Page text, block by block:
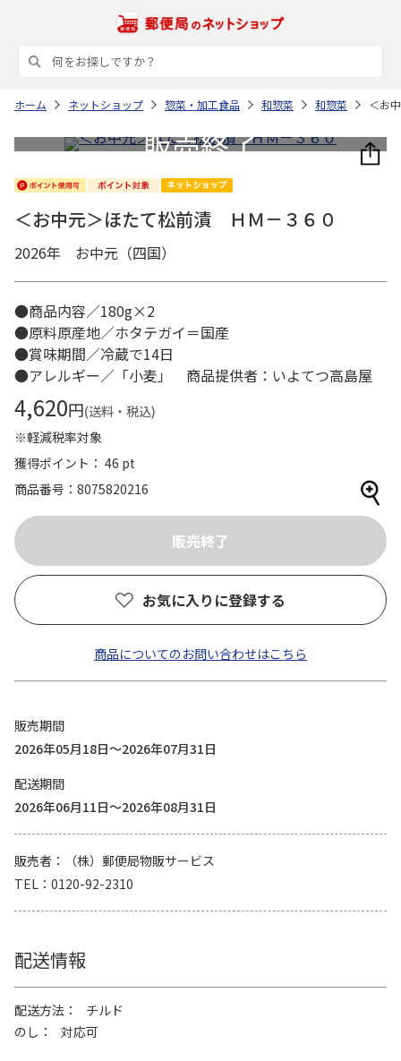
ホーム ネットショップ 惣菜・加工食品 和惣菜 和惣菜 ＜お
＜お中元＞ほたて松前漬 ＨＭ－３６０
2026年 お中元（四国）
●商品内容／180g×2
●原料原産地／ホタテガイ＝国産
●賞味期間／冷蔵で14日
●アレルギー／「小麦」 商品提供者：いよてつ高島屋
4,620円(送料・税込)
※軽減税率対象
獲得ポイント： 46 pt
商品番号
8075820216
お気に入りに登録する
商品についてのお問い合わせはこちら
販売期間
2026年05月18日～2026年07月31日
配送期間
2026年06月11日～2026年08月31日
販売者
（株）郵便局物販サービス
TEL
0120-92-2310
配送情報
配送方法
チルド
のし
対応可